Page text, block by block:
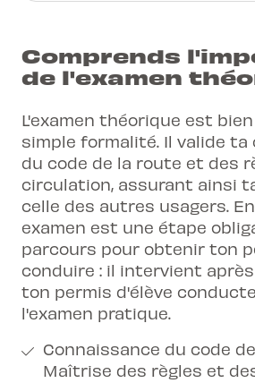
Comprends
de l'examen
L'examen théorique est
simple formalité. Il valide ta
du code de la route et des
circulation, assurant ainsi
celle des autres usagers.
examen est une étape
parcours pour obtenir ton
conduire : il intervient
ton permis d'élève
l'examen pratique.
Connaissance du code
Maîtrise des règles et